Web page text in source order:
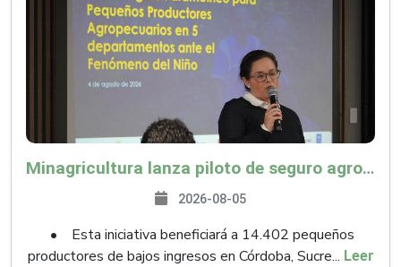
Minagricultura lanza piloto de seguro agropecuario por $9.625 millones para proteger a más de 14.000 pequeños productores contra riesgos del Fenómeno de El Niño
2026-08-05
• Esta iniciativa beneficiará a 14.402 pequeños
productores de bajos ingresos en Córdoba, Sucre... Leer